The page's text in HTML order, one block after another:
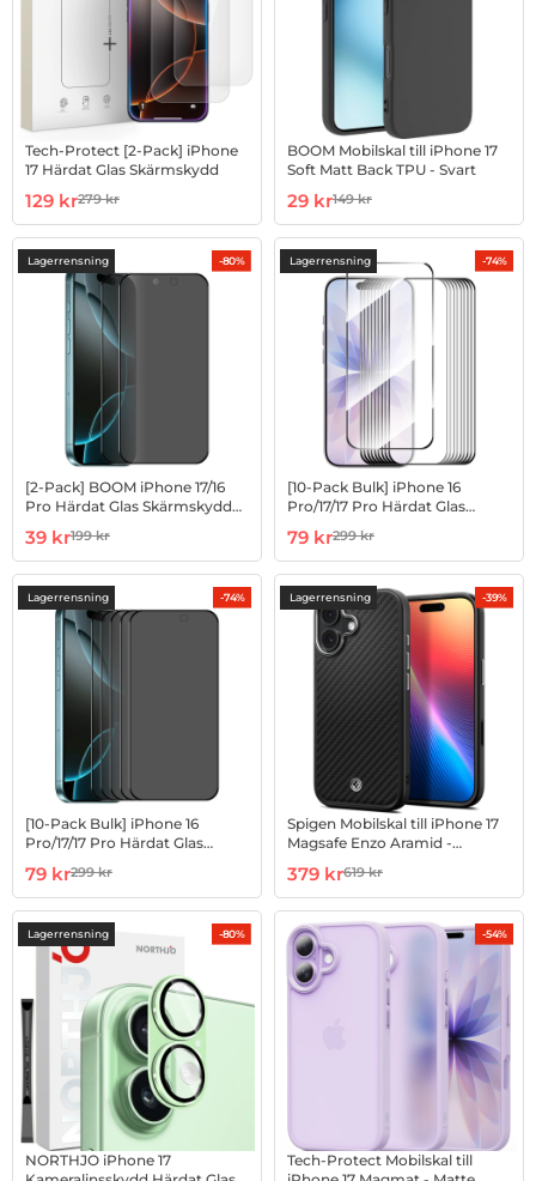
Tech-Protect [2-Pack] iPhone
17 Härdat Glas Skärmskydd
Art. nr 1002996820
rea pris
129 krtidigare pris
279 kr
BOOM Mobilskal till iPhone 17
Soft Matt Back TPU - Svart
Art. nr 1003004215
rea pris
29 krtidigare pris
149 kr
Lagerrensning -80%
[2-Pack] BOOM iPhone 17/16
Pro Härdat Glas Skärmskydd
Art. nr 1003021822
rea pris
39 krtidigare pris
199 kr
Lagerrensning -74%
[10-Pack Bulk] iPhone 16
Pro/17/17 Pro Härdat Glas
Art. nr 1003185176
rea pris
79 krtidigare pris
299 kr
Lagerrensning -74%
[10-Pack Bulk] iPhone 16
Pro/17/17 Pro Härdat Glas
Art. nr 1003185388
rea pris
79 krtidigare pris
299 kr
Lagerrensning -39%
Spigen Mobilskal till iPhone 17
Magsafe Enzo Aramid -
Art. nr 1003002694
rea pris
379 krtidigare pris
619 kr
Lagerrensning -80%
NORTHJO iPhone 17
-54%
Tech-Protect Mobilskal till